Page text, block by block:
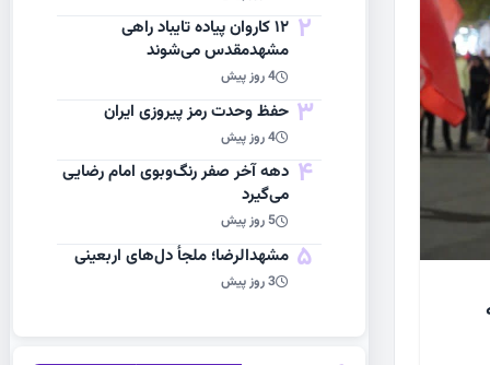
2
۱۲ کاروان پیاده تایباد راهی
مشهدمقدس می‌شوند
4 روز پیش
3 حفظ وحدت رمز پیروزی ایران
4 روز پیش
4 دهه آخر صفر رنگ‌وبوی امام رضایی
می‌گیرد
5 روز پیش
5 مشهد‌الرضا؛ ملجأ دل‌های اربعینی
3 روز پیش